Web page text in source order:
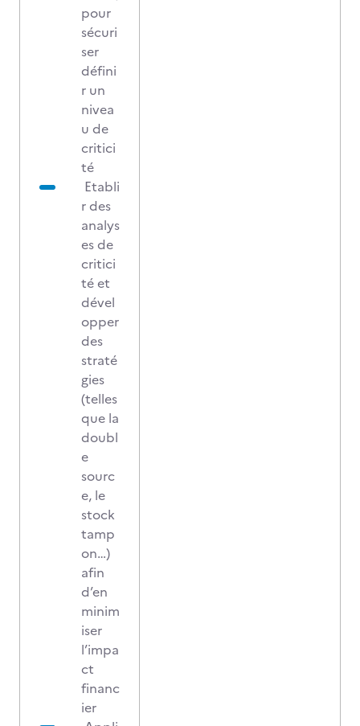
pour
sécuri
ser
défini
r un
nivea
u de
critici
té
Etabli
r des
analys
es de
critici
té et
dével
opper
des
straté
gies
(telles
que la
doubl
e
sourc
e, le
stock
tamp
on…)
afin
d’en
minim
iser
l’impa
ct
financ
ier